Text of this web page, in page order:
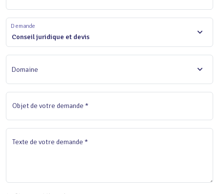
Conseil juridique et devis
Demande
Domaine
Objet de votre demande *
Texte de votre demande *